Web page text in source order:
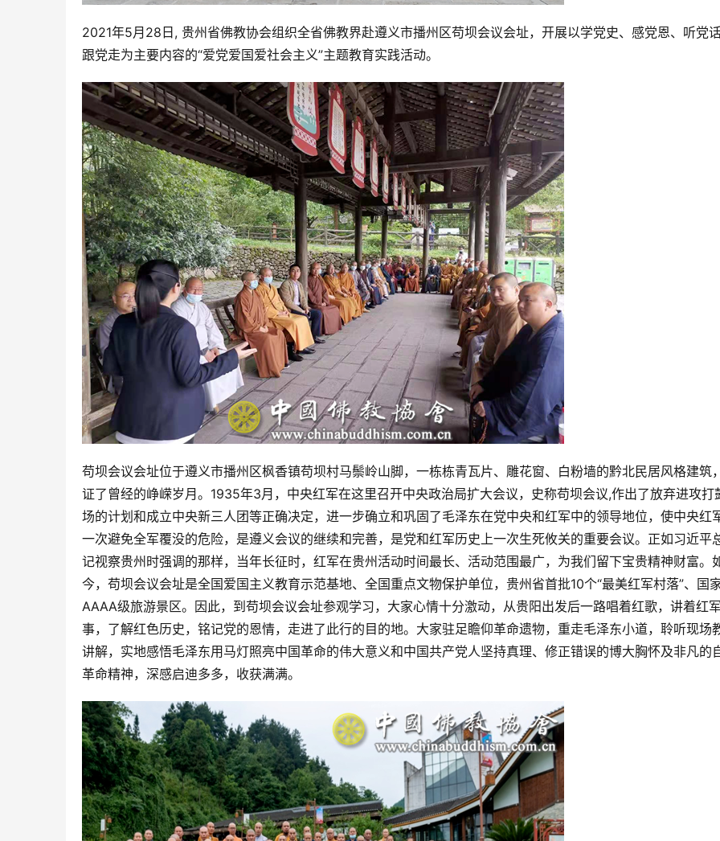
​2021年5月28日, 贵州省佛教协会组织全省佛教界赴遵义市播州区苟坝会议会址，开展以学党史、感党恩、听党话
跟党走为主要内容的“爱党爱国爱社会主义”主题教育实践活动。
苟坝会议会址位于遵义市播州区枫香镇苟坝村马鬃岭山脚，一栋栋青瓦片、雕花窗、白粉墙的黔北民居风格建筑
证了曾经的峥嵘岁月。1935年3月，中央红军在这里召开中央政治局扩大会议，史称苟坝会议,作出了放弃进攻打
场的计划和成立中央新三人团等正确决定，进一步确立和巩固了毛泽东在党中央和红军中的领导地位，使中央红
一次避免全军覆没的危险，是遵义会议的继续和完善，是党和红军历史上一次生死攸关的重要会议。正如习近平
记视察贵州时强调的那样，当年长征时，红军在贵州活动时间最长、活动范围最广，为我们留下宝贵精神财富。
今，苟坝会议会址是全国爱国主义教育示范基地、全国重点文物保护单位，贵州省首批10个“最美红军村落”、国
AAAA级旅游景区。因此，到苟坝会议会址参观学习，大家心情十分激动，从贵阳出发后一路唱着红歌，讲着红
事，了解红色历史，铭记党的恩情，走进了此行的目的地。大家驻足瞻仰革命遗物，重走毛泽东小道，聆听现场
讲解，实地感悟毛泽东用马灯照亮中国革命的伟大意义和中国共产党人坚持真理、修正错误的博大胸怀及非凡的
革命精神，深感启迪多多，收获满满。